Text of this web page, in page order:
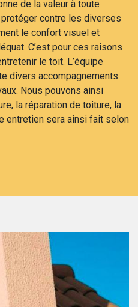
de la valeur à toute
contre les diverses
le confort visuel et
C’est pour ces raisons
le toit. L’équipe
divers accompagnements
Nous pouvons ainsi
la réparation de toiture, la
entretien sera ainsi fait selon